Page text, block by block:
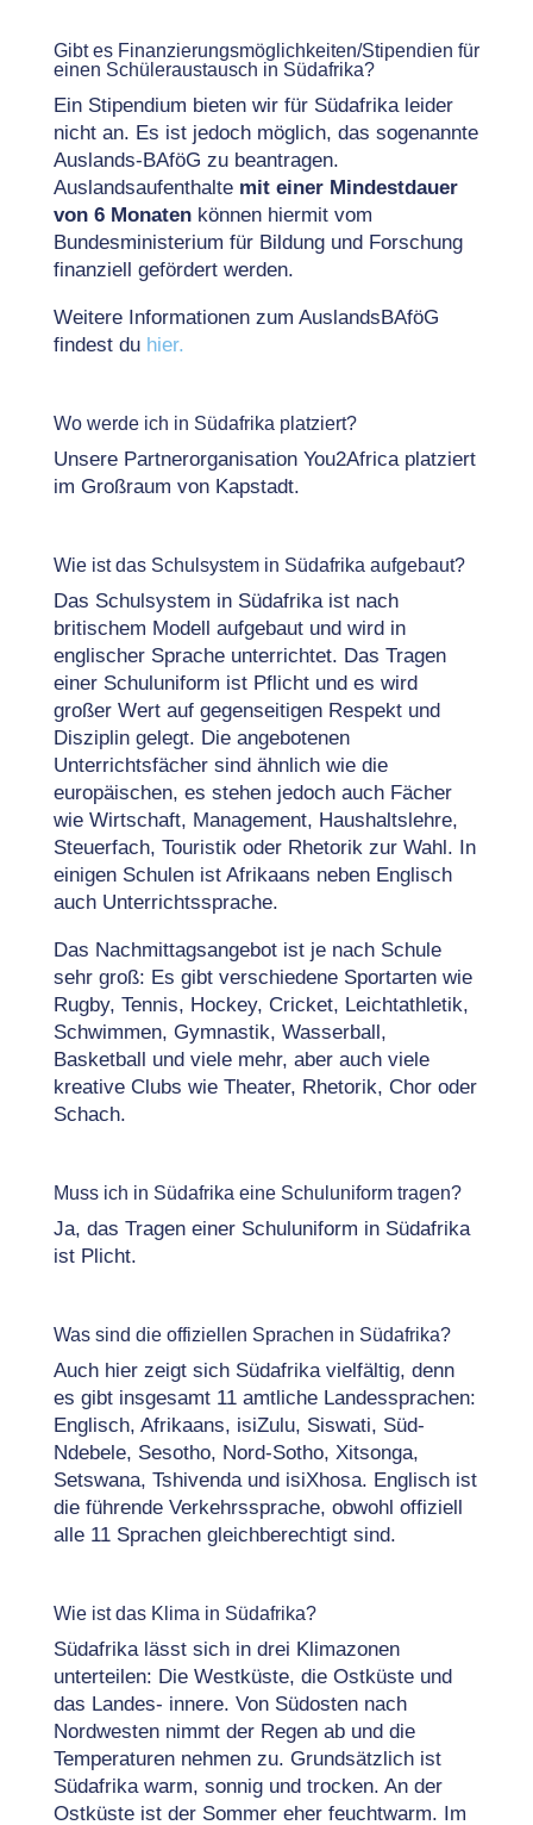
Gibt es Finanzierungsmöglichkeiten/Stipendien für
einen Schüleraustausch in Südafrika?
Ein Stipendium bieten wir für Südafrika leider
nicht an. Es ist jedoch möglich, das sogenannte
Auslands-BAföG zu beantragen.
Auslandsaufenthalte mit einer Mindestdauer
von 6 Monatenkönnen hiermit vom
Bundesministerium für Bildung und Forschung
finanziell gefördert werden.
Weitere Informationen zum AuslandsBAföG
findest du hier.
Wo werde ich in Südafrika platziert?
Unsere Partnerorganisation You2Africa platziert
im Großraum von Kapstadt.
Wie ist das Schulsystem in Südafrika aufgebaut?
Das Schulsystem in Südafrika ist nach
britischem Modell aufgebaut und wird in
englischer Sprache unterrichtet. Das Tragen
einer Schuluniform ist Pflicht und es wird
großer Wert auf gegenseitigen Respekt und
Disziplin gelegt. Die angebotenen
Unterrichtsfächer sind ähnlich wie die
europäischen, es stehen jedoch auch Fächer
wie Wirtschaft, Management, Haushaltslehre,
Steuerfach, Touristik oder Rhetorik zur Wahl. In
einigen Schulen ist Afrikaans neben Englisch
auch Unterrichtssprache.
Das Nachmittagsangebot ist je nach Schule
sehr groß: Es gibt verschiedene Sportarten wie
Rugby, Tennis, Hockey, Cricket, Leichtathletik,
Schwimmen, Gymnastik, Wasserball,
Basketball und viele mehr, aber auch viele
kreative Clubs wie Theater, Rhetorik, Chor oder
Schach.
Muss ich in Südafrika eine Schuluniform tragen?
Ja, das Tragen einer Schuluniform in Südafrika
ist Plicht.
Was sind die offiziellen Sprachen in Südafrika?
Auch hier zeigt sich Südafrika vielfältig, denn
es gibt insgesamt 11 amtliche Landessprachen:
Englisch, Afrikaans, isiZulu, Siswati, Süd-
Ndebele, Sesotho, Nord-Sotho, Xitsonga,
Setswana, Tshivenda und isiXhosa. Englisch ist
die führende Verkehrssprache, obwohl offiziell
alle 11 Sprachen gleichberechtigt sind.
Wie ist das Klima in Südafrika?
Südafrika lässt sich in drei Klimazonen
unterteilen: Die Westküste, die Ostküste und
das Landes- innere. Von Südosten nach
Nordwesten nimmt der Regen ab und die
Temperaturen nehmen zu. Grundsätzlich ist
Südafrika warm, sonnig und trocken. An der
Ostküste ist der Sommer eher feuchtwarm. Im